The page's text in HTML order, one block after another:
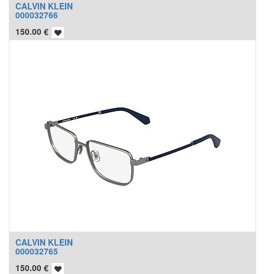
CALVIN KLEIN
000032766
150.00 €
CALVIN KLEIN
000032765
150.00 €